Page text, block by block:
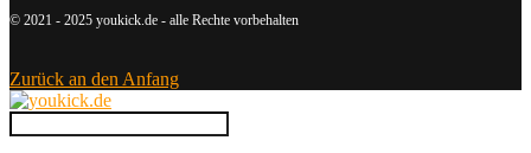
© 2021 - 2025 youkick.de - alle Rechte vorbehalten
Zurück an den Anfang